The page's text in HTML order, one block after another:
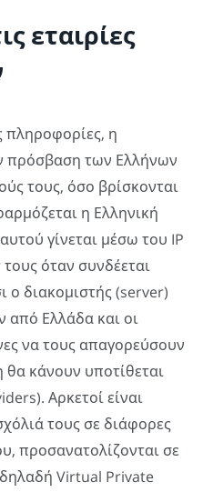
εταιρίες
πληροφορίες, η
πρόσβαση των Ελλήνων
τους, όσο βρίσκονται
η Ελληνική
γίνεται μέσω του IP
όταν συνδέεται
ο διακομιστής (server)
από Ελλάδα και οι
να τους απαγορεύσουν
κάνουν υποτίθεται
Αρκετοί είναι
τους σε διάφορες
προσανατολίζονται σε
Virtual Private